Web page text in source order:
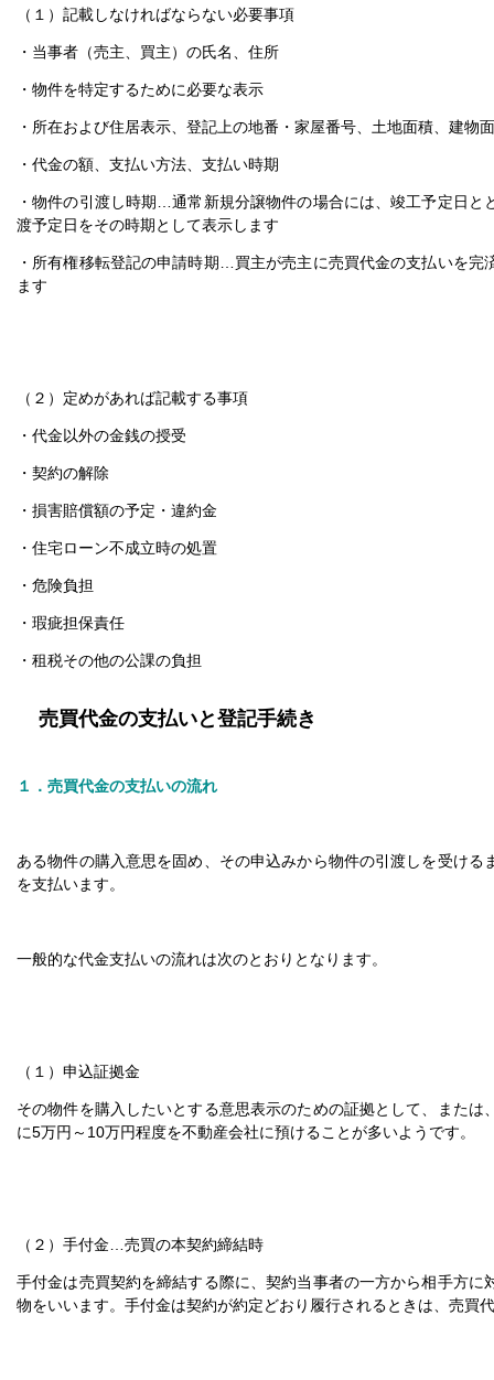
（１）記載しなければならない必要事項
・当事者（売主、買主）の氏名、住所
・物件を特定するために必要な表示
・所在および住居表示、登記上の地番・家屋番号、土地面積、建物
・代金の額、支払い方法、支払い時期
・物件の引渡し時期…通常新規分譲物件の場合には、竣工予定日と
渡予定日をその時期として表示します
・所有権移転登記の申請時期…買主が売主に売買代金の支払いを完
ます
（２）定めがあれば記載する事項
・代金以外の金銭の授受
・契約の解除
・損害賠償額の予定・違約金
・住宅ローン不成立時の処置
・危険負担
・瑕疵担保責任
・租税その他の公課の負担
売買代金の支払いと登記手続き
１．売買代金の支払いの流れ
ある物件の購入意思を固め、その申込みから物件の引渡しを受ける
を支払います。
一般的な代金支払いの流れは次のとおりとなります。
（１）申込証拠金
その物件を購入したいとする意思表示のための証拠として、または
に5万円～10万円程度を不動産会社に預けることが多いようです。
（２）手付金…売買の本契約締結時
手付金は売買契約を締結する際に、契約当事者の一方から相手方に
物をいいます。手付金は契約が約定どおり履行されるときは、売買